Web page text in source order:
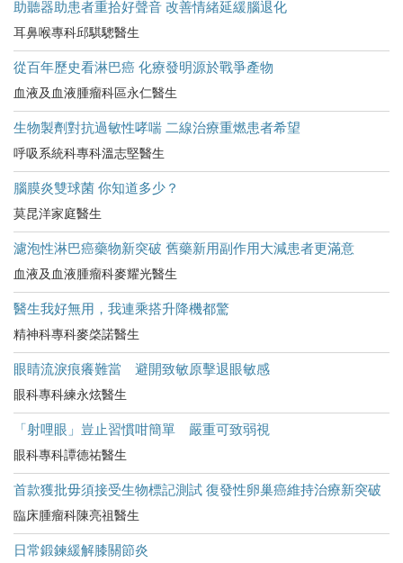
助聽器助患者重拾好聲音 改善情緒延緩腦退化
耳鼻喉專科邱騏驄醫生
從百年歷史看淋巴癌 化療發明源於戰爭產物
血液及血液腫瘤科區永仁醫生
生物製劑對抗過敏性哮喘 二線治療重燃患者希望
呼吸系統科專科溫志堅醫生
腦膜炎雙球菌 你知道多少？
莫昆洋家庭醫生
濾泡性淋巴癌藥物新突破 舊藥新用副作用大減患者更滿意
血液及血液腫瘤科麥耀光醫生
醫生我好無用，我連乘搭升降機都驚
精神科專科麥棨諾醫生
眼睛流淚痕癢難當 避開致敏原擊退眼敏感
眼科專科練永炫醫生
「射哩眼」豈止習慣咁簡單 嚴重可致弱視
眼科專科譚德祐醫生
首款獲批毋須接受生物標記測試 復發性卵巢癌維持治療新突破
臨床腫瘤科陳亮祖醫生
日常鍛鍊緩解膝關節炎